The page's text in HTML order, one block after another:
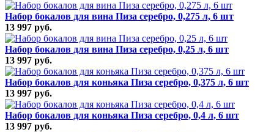
Набор бокалов для вина Пиза серебро, 0,275 л, 6 шт
13 997 руб.
Набор бокалов для вина Пиза серебро, 0,25 л, 6 шт
13 997 руб.
Набор бокалов для коньяка Пиза серебро, 0,375 л, 6 шт
13 997 руб.
Набор бокалов для коньяка Пиза серебро, 0,4 л, 6 шт
13 997 руб.